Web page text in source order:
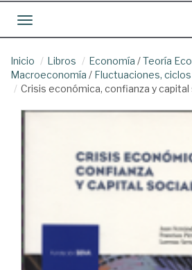
Toggle navigation
Inicio Libros Economía /Teoría
Macroeconomía / Fluctuaciones,
Crisis económica, confianza y capital